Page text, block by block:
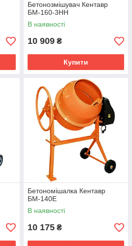
Бетонозмішувач Кентавр
БМ-160-3НН
В наявності
10 909 ₴
Купити
Бетономішалка Кентавр
БМ-140Е
В наявності
10 175 ₴